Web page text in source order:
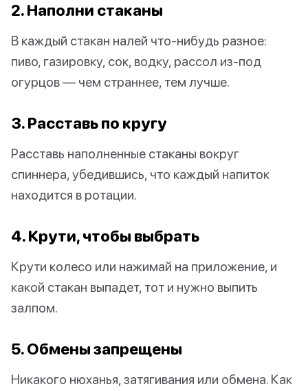
2. Наполни стаканы
В каждый стакан налей что-нибудь разное:
пиво, газировку, сок, водку, рассол из-под
огурцов — чем страннее, тем лучше.
3. Расставь по кругу
Расставь наполненные стаканы вокруг
спиннера, убедившись, что каждый напиток
находится в ротации.
4. Крути, чтобы выбрать
Крути колесо или нажимай на приложение, и
какой стакан выпадет, тот и нужно выпить
залпом.
5. Обмены запрещены
Никакого нюханья, затягивания или обмена. Как